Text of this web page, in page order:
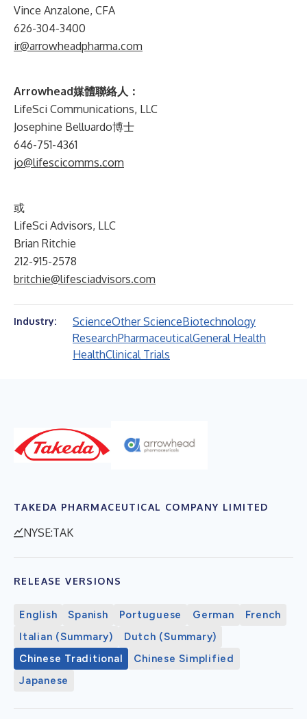
Vince Anzalone, CFA
626-304-3400
ir@arrowheadpharma.com
Arrowhead媒體聯絡人：
LifeSci Communications, LLC
Josephine Belluardo博士
646-751-4361
jo@lifescicomms.com
或
LifeSci Advisors, LLC
Brian Ritchie
212-915-2578
britchie@lifesciadvisors.com
Industry: ScienceOther ScienceBiotechnology
ResearchPharmaceuticalGeneral Health
HealthClinical Trials
TAKEDA PHARMACEUTICAL COMPANY LIMITED
NYSE:TAK
RELEASE VERSIONS
English Spanish Portuguese German
French
Italian (Summary)
Dutch (Summary)
Chinese Traditional
Chinese Simplified
Japanese